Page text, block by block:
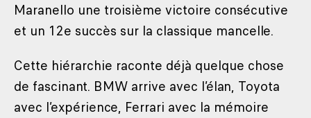
Maranello une troisième victoire consécutive
et un 12e succès sur la classique mancelle.
Cette hiérarchie raconte déjà quelque chose
de fascinant. BMW arrive avec l’élan, Toyota
avec l’expérience, Ferrari avec la mémoire